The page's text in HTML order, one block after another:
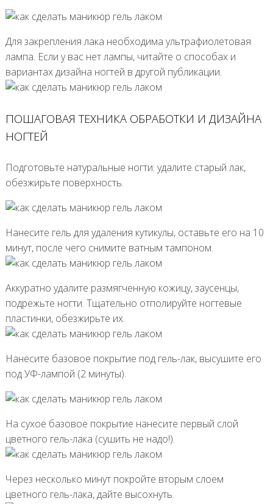
Для закрепления лака необходима ультрафиолетовая
лампа. Если у вас нет лампы, читайте о способах и
вариантах дизайна ногтей в другой публикации.
ПОШАГОВАЯ ТЕХНИКА ОБРАБОТКИ И ДИЗАЙНА
НОГТЕЙ
Подготовьте натуральные ногти: удалите старый лак,
обезжирьте поверхность.
Нанесите гель для удаления кутикулы, оставьте его на 10
минут, после чего снимите ватным тампоном.
Аккуратно удалите размягченную кожицу, заусенцы,
подрежьте ногти. Тщательно отполируйте ногтевые
пластинки, обезжирьте их.
Нанесите базовое покрытие под гель-лак, высушите его
под УФ-лампой (2 минуты).
На сухое базовое покрытие нанесите первый слой
цветного гель-лака (сушить не надо!).
Через несколько минут покройте вторым слоем
цветного гель-лака, дайте высохнуть.